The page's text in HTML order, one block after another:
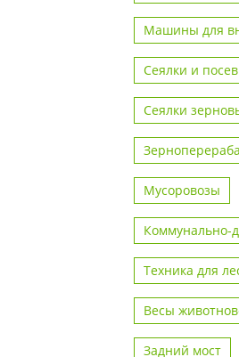
Машины для
Сеялки и
Сеялки
Мусоровозы
Техника для
Весы
Задний мост